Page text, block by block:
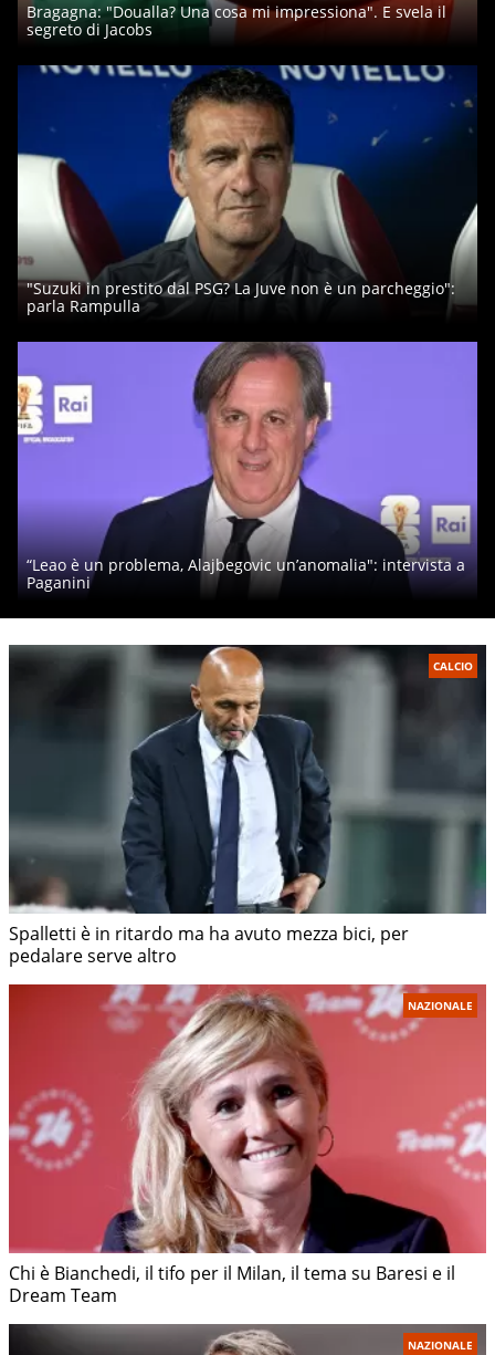
Bragagna: "Doualla? Una cosa mi impressiona". E svela il
segreto di Jacobs
"Suzuki in prestito dal PSG? La Juve non è un parcheggio":
parla Rampulla
“Leao è un problema, Alajbegovic un’anomalia": intervista a
Paganini
CALCIO
Spalletti è in ritardo ma ha avuto mezza bici, per
pedalare serve altro
NAZIONALE
Chi è Bianchedi, il tifo per il Milan, il tema su Baresi e il
Dream Team
NAZIONALE